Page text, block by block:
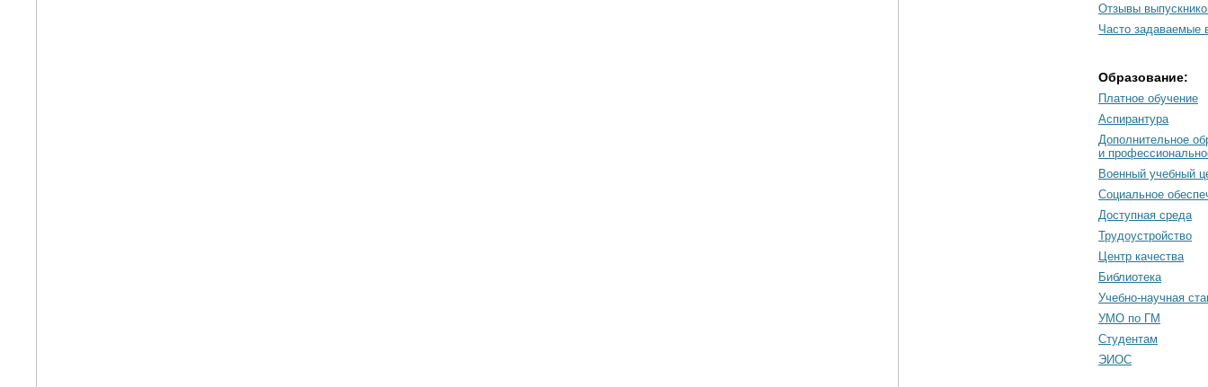
Отзывы
Часто задаваемые
Образование:
Платное обучение
Аспирантура
Дополнительное
и
Военный учебный
Социальное
Доступная среда
Трудоустройство
Центр качества
Библиотека
Учебно-научная
УМО по ГМ
Студентам
ЭИОС